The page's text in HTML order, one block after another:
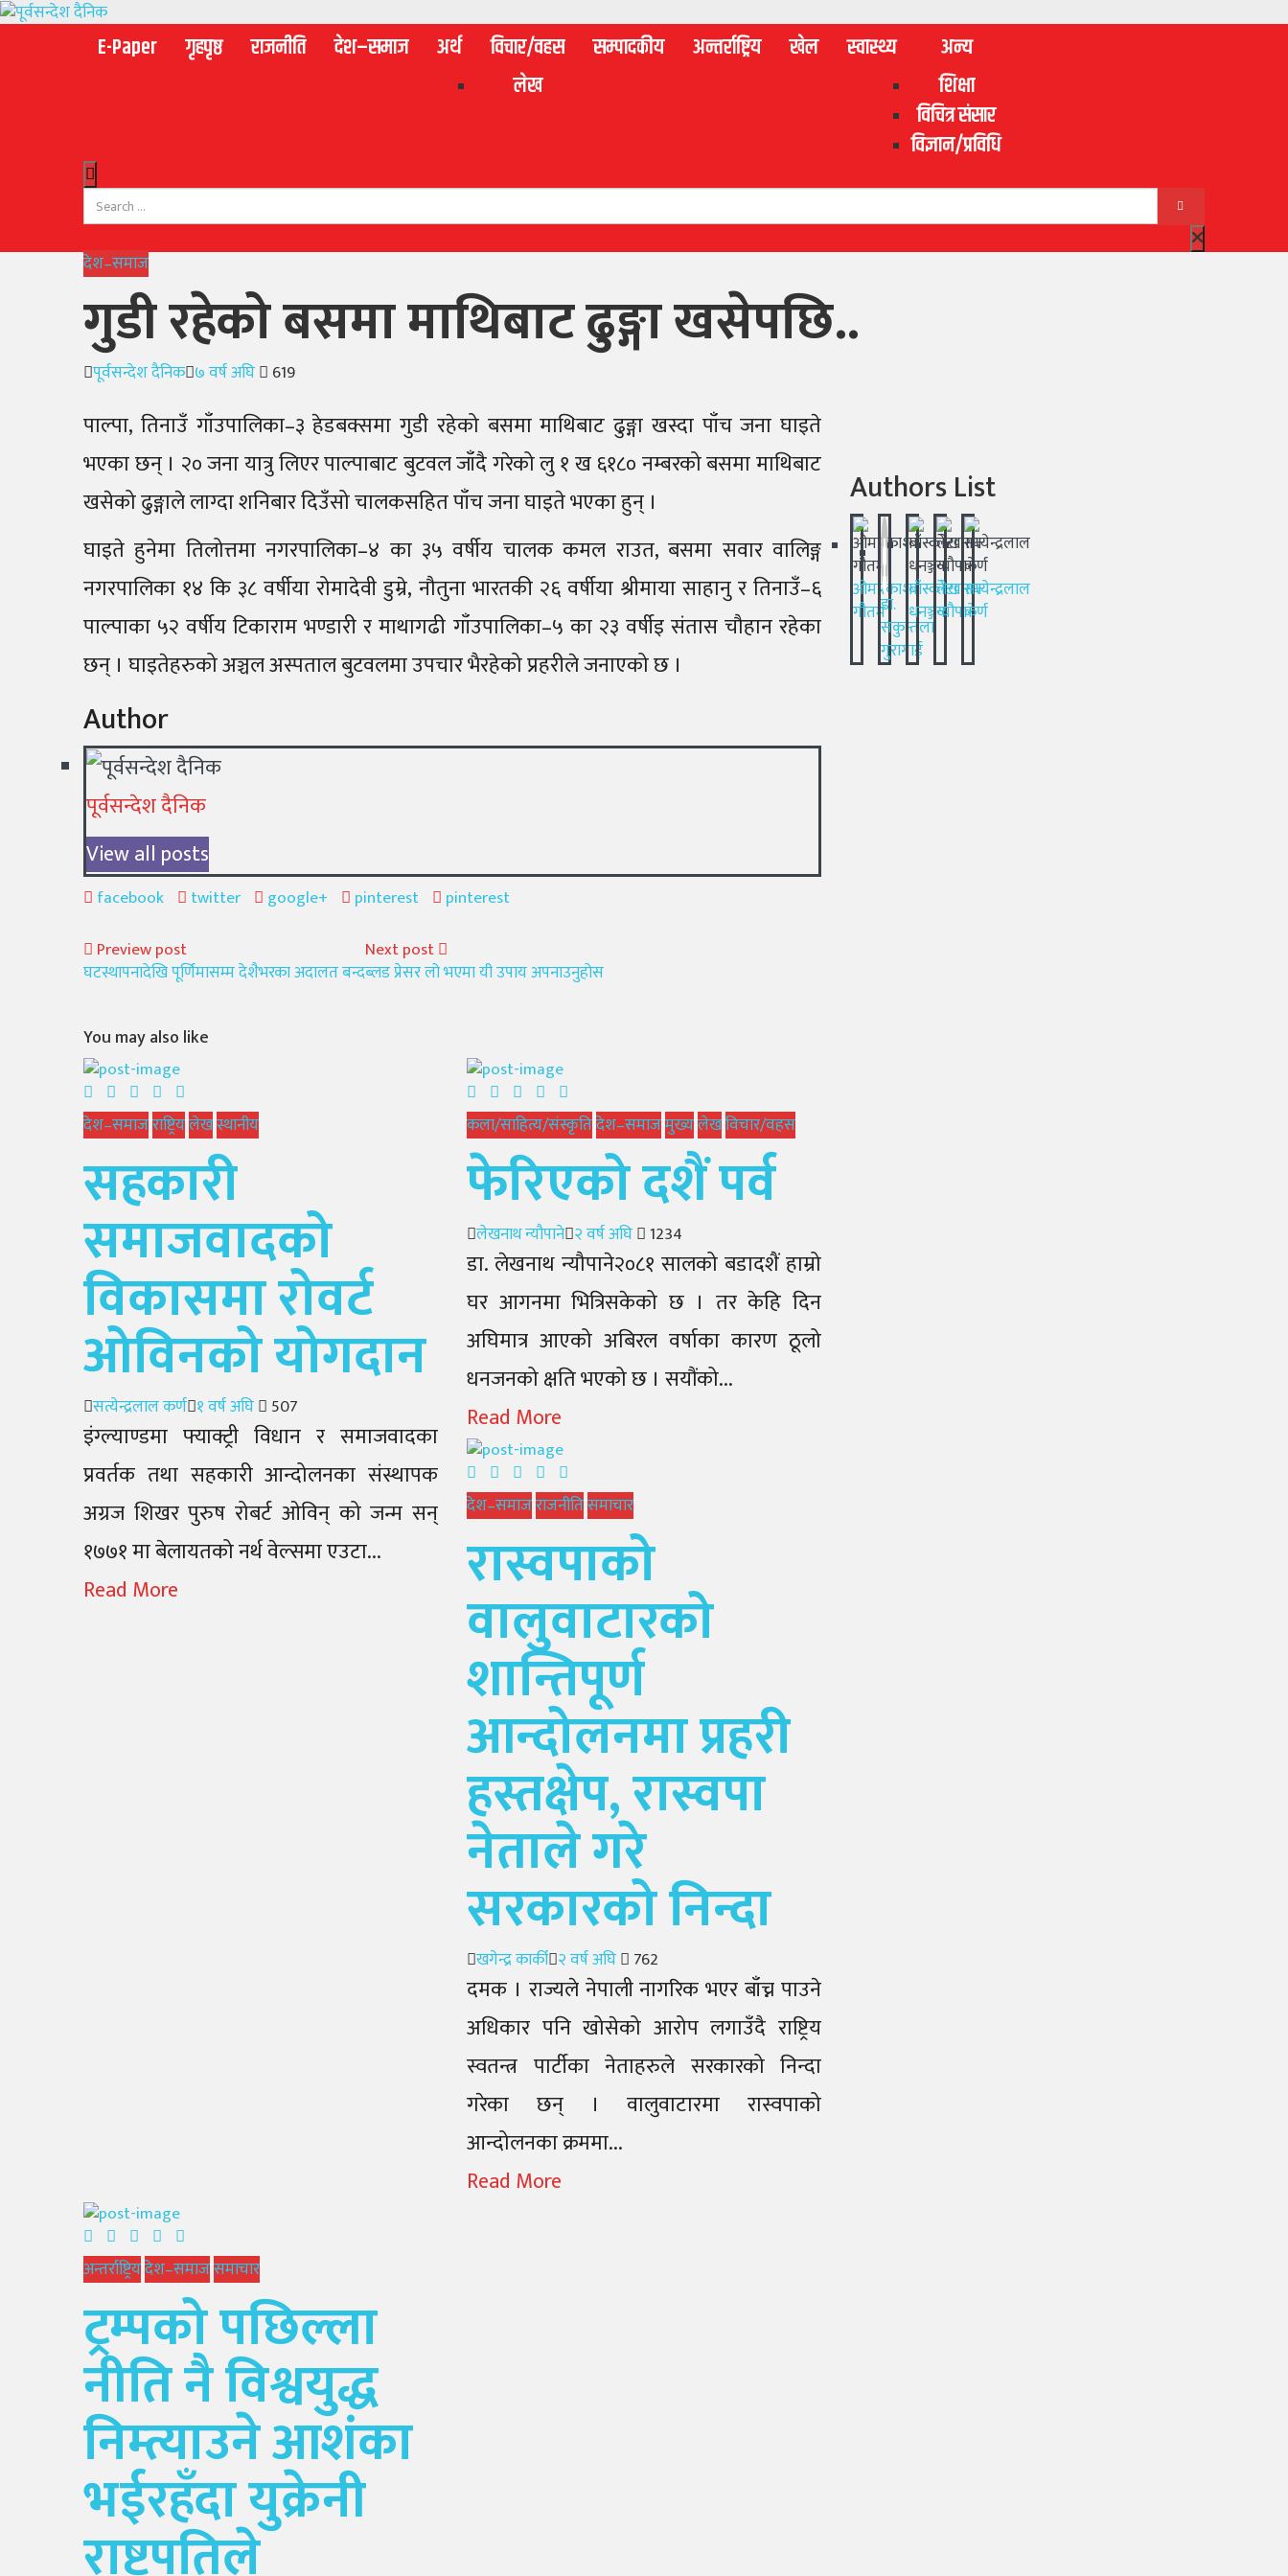
E-Paper गृहपृष्ठ राजनीति देश–समाज अर्थ
विचार/वहस
लेख
सम्पादकीय अन्तर्राष्ट्रिय खेल स्वास्थ्य
अन्य
शिक्षा
विचित्र संसार
विज्ञान/प्रविधि
देश–समाज
गुडी रहेको बसमा माथिबाट ढुङ्गा खसेपछि..
Author
पूर्वसन्देश दैनिक Posted
७ वर्ष अघि 619
पाल्पा, तिनाउँ गाँउपालिका–३ हेडबक्समा गुडी रहेको बसमा माथिबाट ढुङ्गा खस्दा पाँच जना घाइते
भएका छन् । २० जना यात्रु लिएर पाल्पाबाट बुटवल जाँदै गरेको लु १ ख ६१८० नम्बरको बसमा माथिबाट
खसेको ढुङ्गाले लाग्दा शनिबार दिउँसो चालकसहित पाँच जना घाइते भएका हुन् ।
घाइते हुनेमा तिलोत्तमा नगरपालिका–४ का ३५ वर्षीय चालक कमल राउत, बसमा सवार वालिङ्ग
नगरपालिका १४ कि ३८ वर्षीया रोमादेवी डुम्रे, नौतुना भारतकी २६ वर्षीया श्रीमाया साहानु र तिनाउँ–६
पाल्पाका ५२ वर्षीय टिकाराम भण्डारी र माथागढी गाँउपालिका–५ का २३ वर्षीइ संतास चौहान रहेका
छन् । घाइतेहरुको अञ्चल अस्पताल बुटवलमा उपचार भैरहेको प्रहरीले जनाएको छ ।
Author
पूर्वसन्देश दैनिक
View all posts
facebook twitter google+ pinterest
pinterest
Preview post
घटस्थापनादेखि पूर्णिमासम्म देशैभरका अदालत बन्द
Next post
ब्लड प्रेसर लो भएमा यी उपाय अपनाउनुहोस
You may also like
देश–समाजराष्ट्रियलेखस्थानीय
सहकारी
समाजवादको
विकासमा रोवर्ट
ओविनको योगदान
Author
सत्येन्द्रलाल कर्ण Posted
on
१ वर्ष अघि 507
इंग्ल्याण्डमा फ्याक्ट्री विधान र समाजवादका
प्रवर्तक तथा सहकारी आन्दोलनका संस्थापक
अग्रज शिखर पुरुष रोबर्ट ओविन् को जन्म सन्
१७७१ मा बेलायतको नर्थ वेल्समा एउटा...
Read More
कला/साहित्य/संस्कृतिदेश–समाजमुख्यलेखविचार/वहस
फेरिएको दशैं पर्व
Author
लेखनाथ न्यौपाने Posted
on
२ वर्ष अघि 1234
डा. लेखनाथ न्यौपाने२०८१ सालको बडादशैं हाम्रो
घर आगनमा भित्रिसकेको छ । तर केहि दिन
अघिमात्र आएको अबिरल वर्षाका कारण ठूलो
धनजनको क्षति भएको छ । सयौंको...
Read More
देश–समाजराजनीतिसमाचार
रास्वपाको
वालुवाटारको
शान्तिपूर्ण
आन्दोलनमा प्रहरी
हस्तक्षेप, रास्वपा
नेताले गरे
सरकारको निन्दा
Author
खगेन्द्र कार्की Posted
on
२ वर्ष अघि 762
दमक । राज्यले नेपाली नागरिक भएर बाँच्न पाउने
अधिकार पनि खोसेको आरोप लगाउँदै राष्ट्रिय
स्वतन्त्र पार्टीका नेताहरुले सरकारको निन्दा
गरेका छन् । वालुवाटारमा रास्वपाको
आन्दोलनका क्रममा...
Read More
अन्तर्राष्ट्रियदेश–समाजसमाचार
ट्रम्पको पछिल्ला
नीति नै विश्वयुद्ध
निम्त्याउने आशंका
भईरहँदा युक्रेनी
राष्ट्रपतिले
Authors List
ओमप्रकाश
गौतमडा.
सकुन्तला
गुरागाई
बाँस्कोटा
धनञ्जय
लेखनाथ
न्यौपाने
सत्येन्द्रलाल
कर्ण